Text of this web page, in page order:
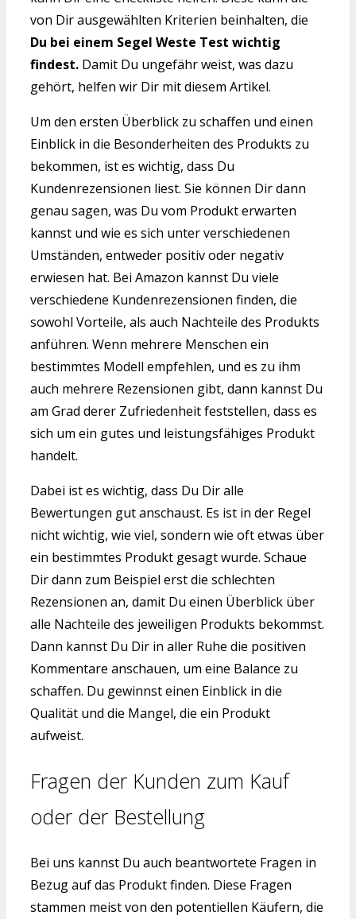
von Dir ausgewählten Kriterien beinhalten, die
Du bei einem Segel Weste Test wichtig
findest. Damit Du ungefähr weist, was dazu
gehört, helfen wir Dir mit diesem Artikel.
Um den ersten Überblick zu schaffen und einen
Einblick in die Besonderheiten des Produkts zu
bekommen, ist es wichtig, dass Du
Kundenrezensionen liest. Sie können Dir dann
genau sagen, was Du vom Produkt erwarten
kannst und wie es sich unter verschiedenen
Umständen, entweder positiv oder negativ
erwiesen hat. Bei Amazon kannst Du viele
verschiedene Kundenrezensionen finden, die
sowohl Vorteile, als auch Nachteile des Produkts
anführen. Wenn mehrere Menschen ein
bestimmtes Modell empfehlen, und es zu ihm
auch mehrere Rezensionen gibt, dann kannst Du
am Grad derer Zufriedenheit feststellen, dass es
sich um ein gutes und leistungsfähiges Produkt
handelt.
Dabei ist es wichtig, dass Du Dir alle
Bewertungen gut anschaust. Es ist in der Regel
nicht wichtig, wie viel, sondern wie oft etwas über
ein bestimmtes Produkt gesagt wurde. Schaue
Dir dann zum Beispiel erst die schlechten
Rezensionen an, damit Du einen Überblick über
alle Nachteile des jeweiligen Produkts bekommst.
Dann kannst Du Dir in aller Ruhe die positiven
Kommentare anschauen, um eine Balance zu
schaffen. Du gewinnst einen Einblick in die
Qualität und die Mangel, die ein Produkt
aufweist.
Fragen der Kunden zum Kauf
oder der Bestellung
Bei uns kannst Du auch beantwortete Fragen in
Bezug auf das Produkt finden. Diese Fragen
stammen meist von den potentiellen Käufern, die